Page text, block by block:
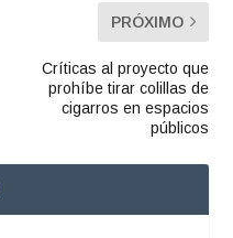
PRÓXIMO
Críticas al proyecto que
prohíbe tirar colillas de
cigarros en espacios
públicos